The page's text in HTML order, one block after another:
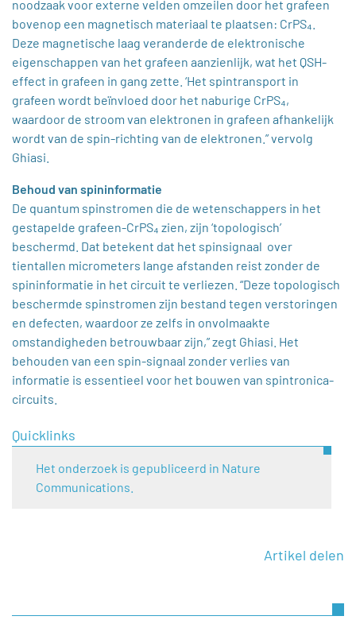
noodzaak voor externe velden omzeilen door het grafeen
bovenop een magnetisch materiaal te plaatsen: CrPS₄.
Deze magnetische laag veranderde de elektronische
eigenschappen van het grafeen aanzienlijk, wat het QSH-
effect in grafeen in gang zette. ‘Het spintransport in
grafeen wordt beïnvloed door het naburige CrPS₄,
waardoor de stroom van elektronen in grafeen afhankelijk
wordt van de spin-richting van de elektronen.” vervolg
Ghiasi.
Behoud van spininformatie
De quantum spinstromen die de wetenschappers in het
gestapelde grafeen-CrPS₄ zien, zijn ‘topologisch’
beschermd. Dat betekent dat het spinsignaal over
tientallen micrometers lange afstanden reist zonder de
spininformatie in het circuit te verliezen. “Deze topologisch
beschermde spinstromen zijn bestand tegen verstoringen
en defecten, waardoor ze zelfs in onvolmaakte
omstandigheden betrouwbaar zijn,” zegt Ghiasi. Het
behouden van een spin-signaal zonder verlies van
informatie is essentieel voor het bouwen van spintronica-
circuits.
Quicklinks
Het onderzoek is gepubliceerd in Nature
Communications.
Artikel delen